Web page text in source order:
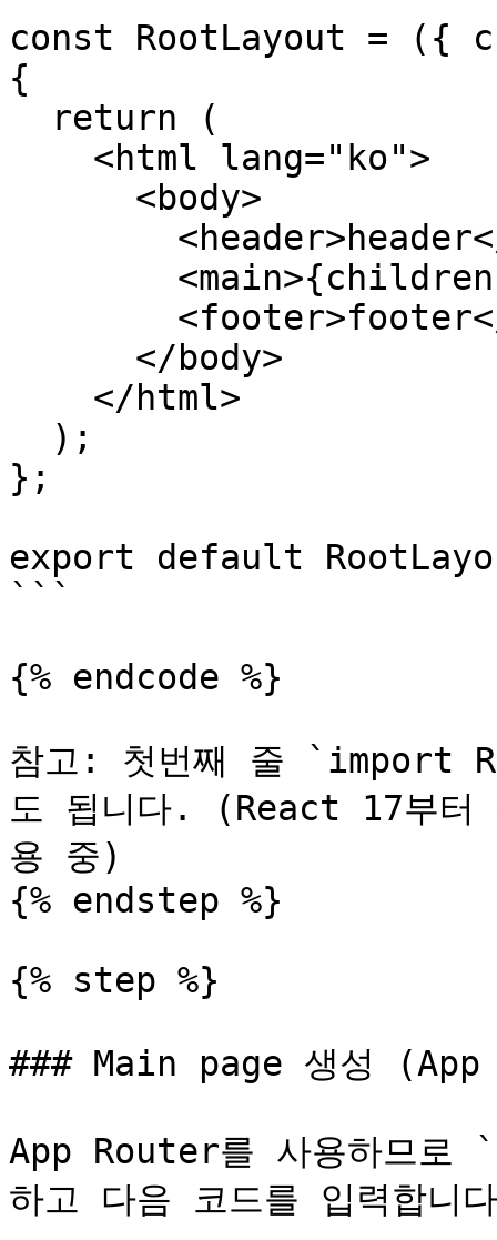
const RootLayout = ({
{
};
export default
```
{% endcode %}
참고: 첫번째 줄 `import
도 됩니다. (React 17부
용 중)
{% endstep %}
{% step %}
### Main page 생성
App Router를 사용하므
하고 다음 코드를 입력합니